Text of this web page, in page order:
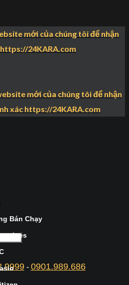
mới của chúng tôi để nhận
24KARA.com
mới của chúng tôi để nhận
xác https://24KARA.com
- 0901.989.686
Bán Chạy